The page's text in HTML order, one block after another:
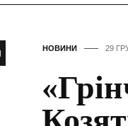
НОВИНИ 29